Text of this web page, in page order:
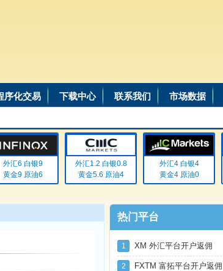
序化交易 下载中心 联系我们 市场数据
外汇6 白银9
黄金9 原油6
外汇1.2 白银0.8
黄金5.6 原油4
外汇4 白银4
黄金4 原油0
热门平台
1 XM 外汇平台开户返佣
2 FXTM 富拓平台开户返佣